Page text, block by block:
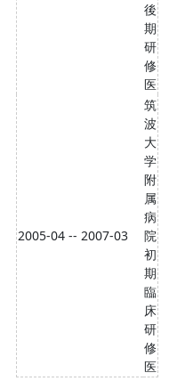
後
期
研
修
医
2005-04 -- 2007-03
筑
波
大
学
附
属
病
院
初
期
臨
床
研
修
医